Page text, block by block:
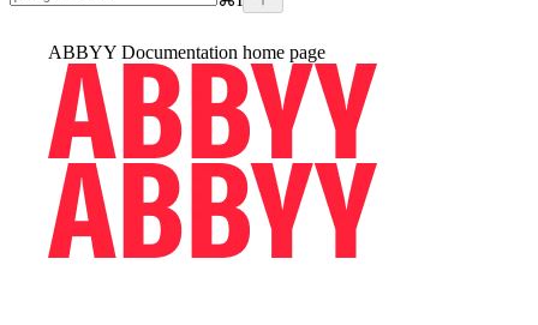
ABBYY Documentation home page